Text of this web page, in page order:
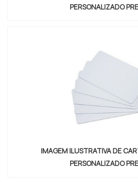
PERSONALIZADO
IMAGEM ILUSTRATIVA DE
PERSONALIZADO